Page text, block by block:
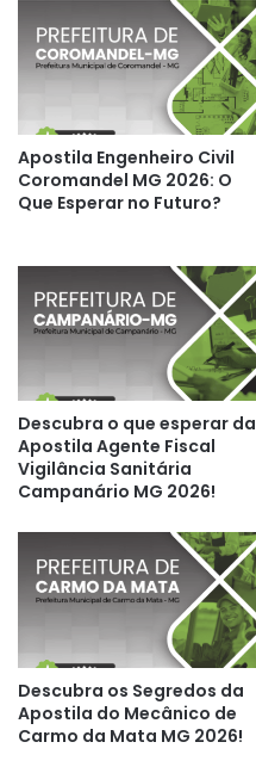
Apostila Engenheiro Civil
Coromandel MG 2026: O
Que Esperar no Futuro?
Descubra o que esperar da
Apostila Agente Fiscal
Vigilância Sanitária
Campanário MG 2026!
Descubra os Segredos da
Apostila do Mecânico de
Carmo da Mata MG 2026!